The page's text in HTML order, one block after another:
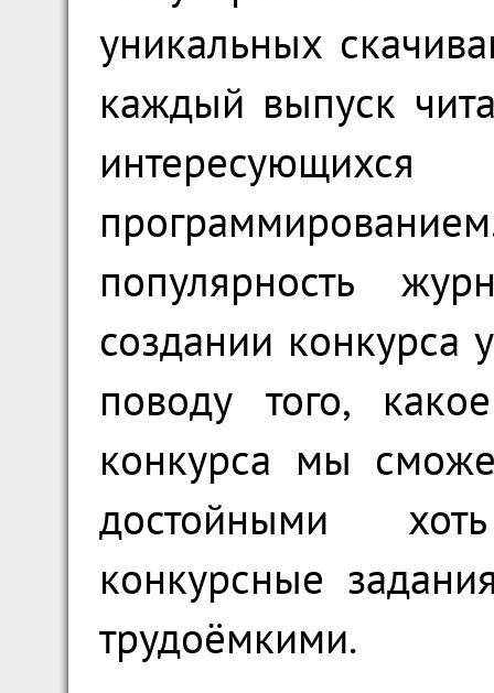
уникальных
каждый выпуск
популярность
создании
поводу того,
конкурса мы
достойными
конкурсные
трудоёмкими.